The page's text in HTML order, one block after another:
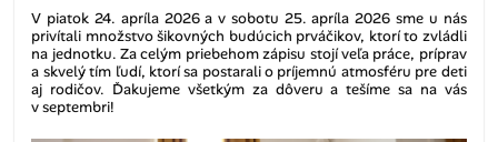
V piatok 24. apríla 2026 a v sobotu 25. apríla 2026 sme u nás
privítali množstvo šikovných budúcich prváčikov, ktorí to zvládli
na jednotku. Za celým priebehom zápisu stojí veľa práce, príprav
a skvelý tím ľudí, ktorí sa postarali o príjemnú atmosféru pre deti
aj rodičov. Ďakujeme všetkým za dôveru a tešíme sa na vás
v septembri!